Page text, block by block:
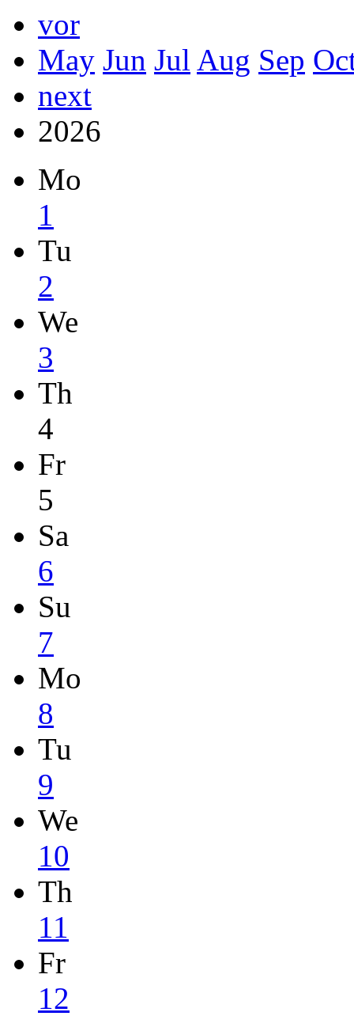
vor
May Jun Jul Aug Sep
next
2026
Mo
1
Tu
2
We
3
Th
4
Fr
5
Sa
6
Su
7
Mo
8
Tu
9
We
10
Th
11
Fr
12